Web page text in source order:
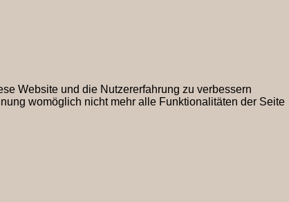
Website und die Nutzererfahrung zu verbessern
womöglich nicht mehr alle Funktionalitäten der Seite